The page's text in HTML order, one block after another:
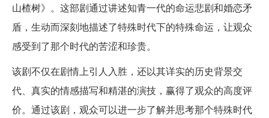
山楂树》。这部剧通过讲述知青一代的命运悲剧和婚恋矛
盾，生动而深刻地描述了特殊时代下的特殊命运，让观众
感受到了那个时代的苦涩和珍贵。
该剧不仅在剧情上引人入胜，还以其详实的历史背景交
代、真实的情感描写和精湛的演技，赢得了观众的高度评
价。通过该剧，观众可以进一步了解并思考那个特殊时代